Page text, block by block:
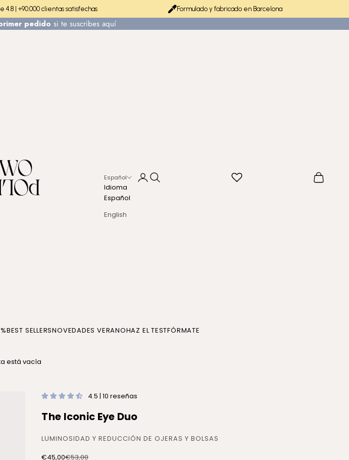
4.8 | +90.000 clientas satisfechas Formulado y fabricado en Barcelona
pedido si te suscribes aquí
COSMETICS
BEST SELLERSNOVEDADES VERANOHAZ EL TESTFÓRMATE
Español
Idioma
Español
English
Iniciar sesión
Buscar Cesta
está vacía
4.5 | 10 reseñas
The Iconic Eye Duo
LUMINOSIDAD Y REDUCCIÓN DE OJERAS Y BOLSAS
Precio de oferta
€45,00Precio normal
€53,00